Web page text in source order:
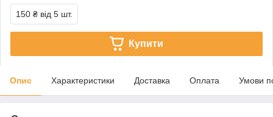
150 ₴ від 5 шт.
Купити
Опис Характеристики Доставка Оплата Умови